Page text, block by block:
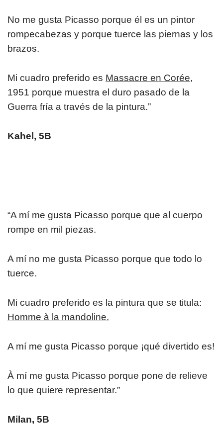
No me gusta Picasso porque él es un pintor
rompecabezas y porque tuerce las piernas y los
brazos.
Mi cuadro preferido es Massacre en Corée,
1951 porque muestra el duro pasado de la
Guerra fría a través de la pintura.”
Kahel, 5B
“A mí me gusta Picasso porque que al cuerpo
rompe en mil piezas.
​A mí no me gusta Picasso porque que todo lo
tuerce.
​Mi cuadro preferido es la pintura que se titula:
Homme à la mandoline.
​A mí me gusta Picasso porque ¡qué divertido es!
​À mí me gusta Picasso porque pone de relieve
lo que quiere representar.”
Milan, 5B